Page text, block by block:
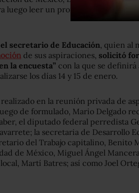
luego leer un pronunciamiento ante
el secretario de Educación, quien al
de sus aspiraciones, solicitó
la encuesta” con la que se
los días 14 y 15 de enero.
en la reunión privada de
de formulado, Mario Delgado
el diputado federal perredista
la secretaria de Desarrollo
del Trabajo capitalino, Benito
de México, Miguel Ángel
Martí Batres; así como Joel